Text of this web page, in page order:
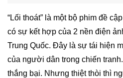
“Lối thoát” là một bộ phim đề
có sự kết hợp của 2 nền điện
Trung Quốc. Đây là sự tái hiện
của người dân trong chiến
thắng bại. Nhưng thiệt thòi thì